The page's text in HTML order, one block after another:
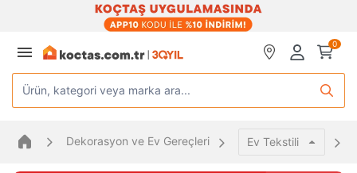
0
Ürün, kategori veya marka ara...
Dekorasyon ve Ev Gereçleri Ev Tekstili